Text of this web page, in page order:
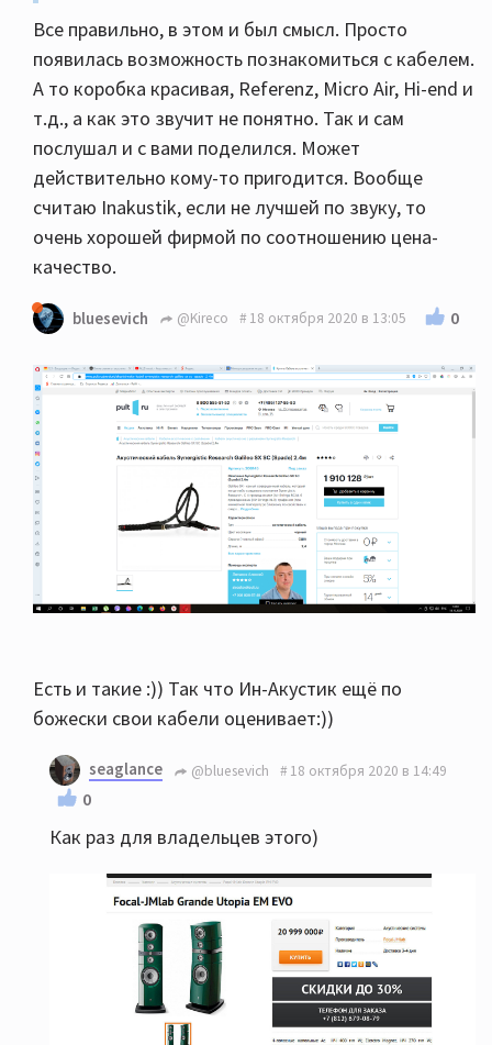
Все правильно, в этом и был смысл. Просто
появилась возможность познакомиться с кабелем.
А то коробка красивая, Referenz, Micro Air, Hi-end и
т.д., а как это звучит не понятно. Так и сам
послушал и с вами поделился. Может
действительно кому-то пригодится. Вообще
считаю Inakustik, если не лучшей по звуку, то
очень хорошей фирмой по соотношению цена-
качество.
bluesevich @Kireco 18 октября 2020 в 13:05 0
Есть и такие :)) Так что Ин-Акустик ещё по
божески свои кабели оценивает:))
seaglance @bluesevich 18 октября 2020 в 14:49
0
Как раз для владельцев этого)